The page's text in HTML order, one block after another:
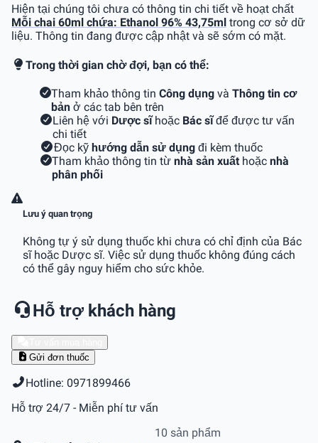
Hiện tại chúng tôi chưa có thông tin chi tiết về hoạt chất
Mỗi chai 60ml chứa: Ethanol 96% 43,75ml trong cơ sở dữ
liệu. Thông tin đang được cập nhật và sẽ sớm có mặt.
Trong thời gian chờ đợi, bạn có thể:
Tham khảo thông tin Công dụng và Thông tin cơ
bản ở các tab bên trên
Liên hệ với Dược sĩhoặc Bác sĩđể được tư vấn
chi tiết
Đọc kỹ hướng dẫn sử dụng đi kèm thuốc
Tham khảo thông tin từnhà sản xuất hoặcnhà
phân phối
Lưu ý quan trọng
Không tự ý sử dụng thuốc khi chưa có chỉ định của Bác
sĩ hoặc Dược sĩ. Việc sử dụng thuốc không đúng cách
có thể gây nguy hiểm cho sức khỏe.
Hỗ trợ khách hàng
Gửi đơn thuốc
Hotline: 0971899466
Hỗ trợ 24/7 - Miễn phí tư vấn
10 sản phẩm